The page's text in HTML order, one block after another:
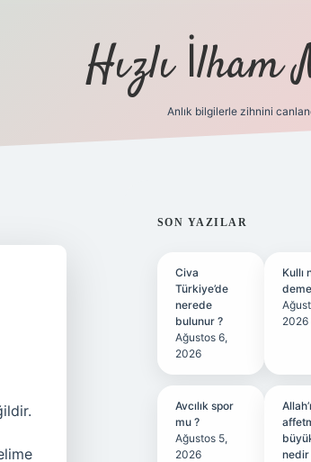
Hızlı İlham
Anlık bilgilerle zihnini
SIDEBAR
SON YAZILAR
Civa
Türkiye’de
nerede
bulunur ?
Ağustos 6,
2026
Kullı
2026
Avcılık spor
mu ?
Ağustos 5,
2026
nedir